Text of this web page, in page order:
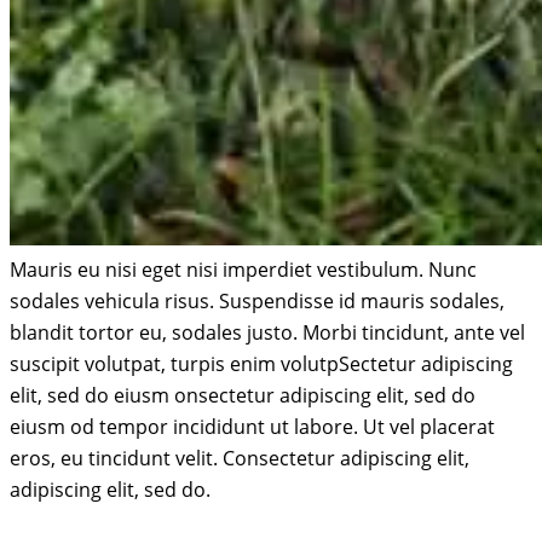
Mauris eu nisi eget nisi imperdiet vestibulum. Nunc
sodales vehicula risus. Suspendisse id mauris sodales,
blandit tortor eu, sodales justo. Morbi tincidunt, ante vel
suscipit volutpat, turpis enim volutpSectetur adipiscing
elit, sed do eiusm onsectetur adipiscing elit, sed do
eiusm od tempor incididunt ut labore. Ut vel placerat
eros, eu tincidunt velit. Consectetur adipiscing elit,
adipiscing elit, sed do.